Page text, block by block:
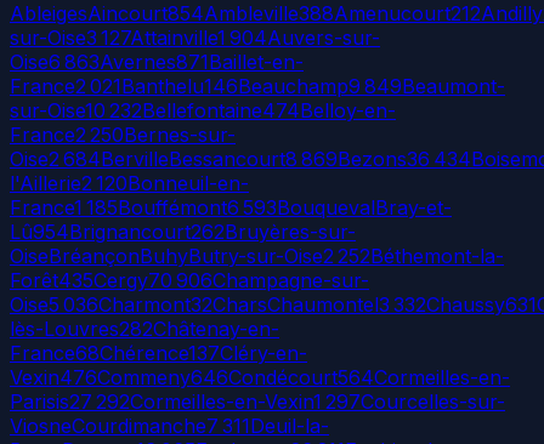
AbleigesAincourt854Ambleville388Amenucourt212Andilly
sur-Oise3 127Attainville1 904Auvers-sur-
Oise6 863Avernes871Baillet-en-
France2 021Banthelu146Beauchamp9 849Beaumont-
sur-Oise10 232Bellefontaine474Belloy-en-
France2 250Bernes-sur-
Oise2 684BervilleBessancourt8 869Bezons36 434
l'Aillerie2 120Bonneuil-en-
France1 185Bouffémont6 593BouquevalBray-et-
Lû954Brignancourt262Bruyères-sur-
OiseBréançonBuhyButry-sur-Oise2 252Béthemont-la-
Forêt435Cergy70 906Champagne-sur-
Oise5 036Charmont32CharsChaumontel3 332Chaussy631
lès-Louvres282Châtenay-en-
France68Chérence137Cléry-en-
Vexin476Commeny646Condécourt564Cormeilles-en-
Parisis27 292Cormeilles-en-Vexin1 297Courcelles-sur-
ViosneCourdimanche7 311Deuil-la-